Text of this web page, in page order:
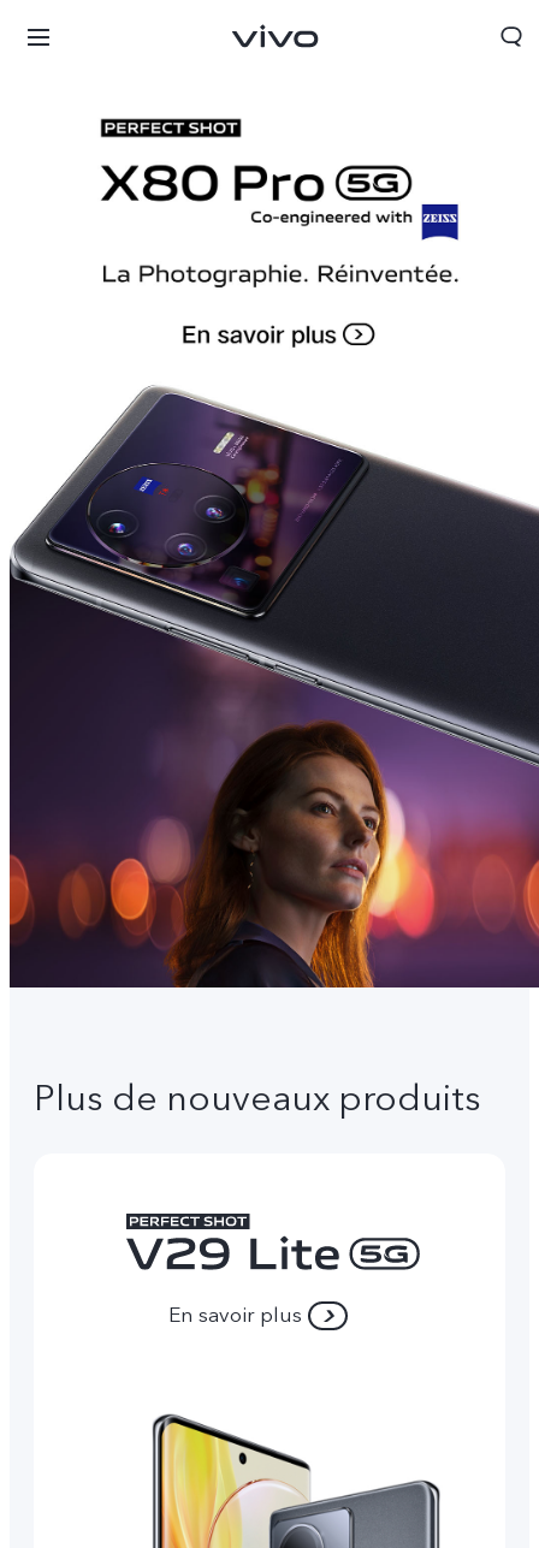
France | Sélectionnez un pays / une région
Plus de nouveaux produits
En savoir plus